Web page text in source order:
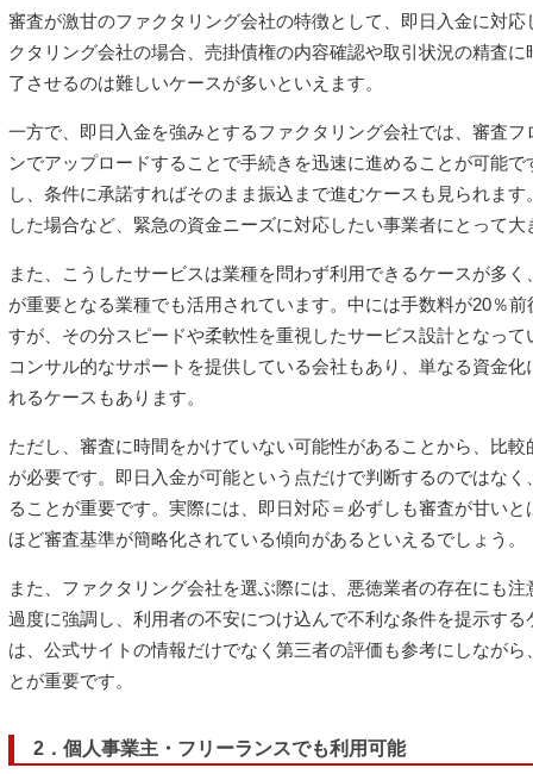
審査が激甘のファクタリング会社の特徴として、即日入金に対
クタリング会社の場合、売掛債権の内容確認や取引状況の精査
了させるのは難しいケースが多いといえます。
一方で、即日入金を強みとするファクタリング会社では、審査
ンでアップロードすることで手続きを迅速に進めることが可能
し、条件に承諾すればそのまま振込まで進むケースも見られま
した場合など、緊急の資金ニーズに対応したい事業者にとって
また、こうしたサービスは業種を問わず利用できるケースが多
が重要となる業種でも活用されています。中には手数料が20％
すが、その分スピードや柔軟性を重視したサービス設計となっ
コンサル的なサポートを提供している会社もあり、単なる資金
れるケースもあります。
ただし、審査に時間をかけていない可能性があることから、比
が必要です。即日入金が可能という点だけで判断するのではな
ることが重要です。実際には、即日対応＝必ずしも審査が甘い
ほど審査基準が簡略化されている傾向があるといえるでしょう。
また、ファクタリング会社を選ぶ際には、悪徳業者の存在にも
過度に強調し、利用者の不安につけ込んで不利な条件を提示す
は、公式サイトの情報だけでなく第三者の評価も参考にしなが
とが重要です。
2．個人事業主・フリーランスでも利用可能